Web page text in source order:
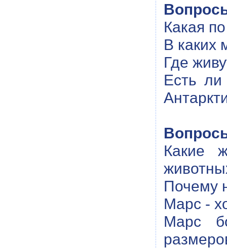
Какая
В каких
Где
Есть
Какие
Почему
Марс -
Марс